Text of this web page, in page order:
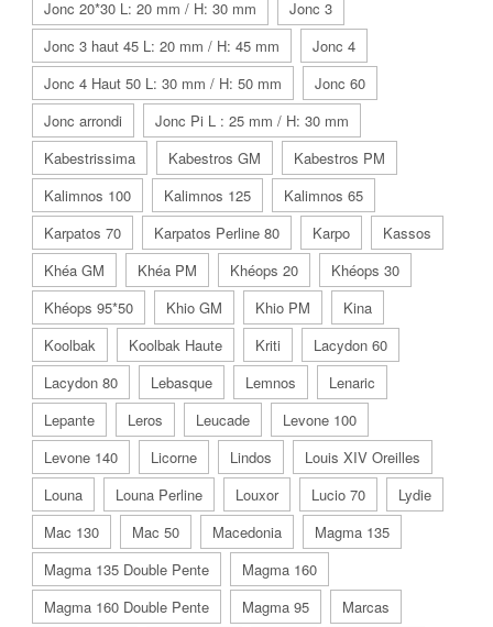
Jonc 20*30 L: 20 mm / H: 30 mm
Jonc 3
Jonc 3 haut 45 L: 20 mm / H: 45 mm
Jonc 4
Jonc 4 Haut 50 L: 30 mm / H: 50 mm
Jonc 60
Jonc arrondi
Jonc Pi L : 25 mm / H: 30 mm
Kabestrissima
Kabestros GM
Kabestros PM
Kalimnos 100
Kalimnos 125
Kalimnos 65
Karpatos 70
Karpatos Perline 80 Karpo
Kassos
Khéa GM
Khéa PM Khéops 20
Khéops 30
Khéops 95*50
Khio GM Khio PM
Kina
Koolbak
Koolbak Haute Kriti
Lacydon 60
Lacydon 80
Lebasque Lemnos
Lenaric
Lepante
Leros Leucade
Levone 100
Levone 140
Licorne Lindos
Louis XIV Oreilles
Louna
Louna Perline Louxor Lucio 70
Lydie
Mac 130
Mac 50 Macedonia
Magma 135
Magma 135 Double Pente
Magma 160
Magma 160 Double Pente
Magma 95
Marcas